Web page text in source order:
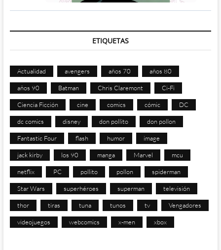
ETIQUETAS
Actualidad avengers años 70 años 80
años 90 Batman Chris Claremont Ci-Fi
Ciencia Ficción cine comics cómic DC
dc comics disney don pollito don pollon
Fantastic Four flash humor image
jack kirby los 90 manga Marvel mcu
netflix PC pollito pollon spiderman
Star Wars superhéroes superman televisión
thor tiras tuna tunos tv Vengadores
videojuegos webcomics x-men xbox